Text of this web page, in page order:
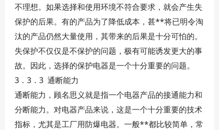
不理想。如果选择和使用环境不符合要求，就会产生失
保护的后果。有的产品为了降低成本，甚**将已明令淘
汰的产品仍然大量使用，其带来的后果是十分可怕的。
失保护不仅仅是不保护的问题，极有可能诱发更大的事
故。因此，选择的保护电器是一个十分重要的问题。
3．3．3 通断能力
通断能力，顾名思义就是指一个电器产品的接通能力和
分断能力。对电器产品来说，这是一个十分重要的技术
指标，尤其是工厂用防爆电器。一般**都比较简单，常